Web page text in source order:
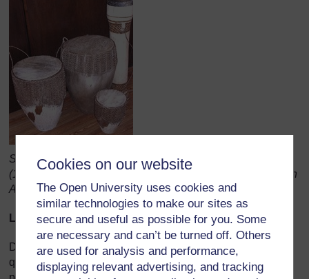
Cookies on our website
The Open University uses cookies and
similar technologies to make our sites as
secure and useful as possible for you. Some
are necessary and can’t be turned off. Others
are used for analysis and performance,
displaying relevant advertising, and tracking
Source d’origine : Catalogue: Ten Years of Collecting
(1979–89), Standard Bank Foundation Collection of African
Art, Editors: Hammond-Tooke & Nettleton, 1989
Le python
Dans la Province du Limpopo, il existe un lac magnifique
qui s’appelle le lac Fundudzi. Il est très important pour le